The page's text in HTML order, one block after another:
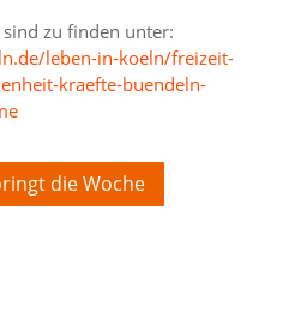
zu finden unter:
leben-in-koeln/freizeit-
kraefte-buendeln-
die Woche